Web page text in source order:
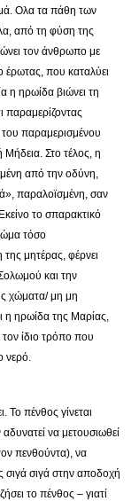
Ολα τα πάθη των
από τη φύση της
τον άνθρωπο με
έρωτας, που καταλύει
η ηρωίδα βιώνει τη
παραμερίζοντας
του παραμερισμένου
Μήδεια. Στο τέλος, η
από την οδύνη,
παραλοϊσμένη, σαν
το σπαρακτικό
τόσο
μητέρας, φέρνει
και την
χώματα/ μη μη
η ηρωίδα της Μαρίας,
ίδιο τρόπο που
νερό.
πένθος γίνεται
να μετουσιωθεί
πενθούντα), να
σιγά σιγά στην αποδοχή
το πένθος – γιατί